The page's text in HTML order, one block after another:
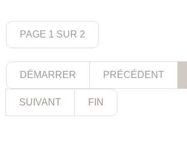
PAGE 1 SUR 2
DÉMARRER PRÉCÉDENT
SUIVANT FIN